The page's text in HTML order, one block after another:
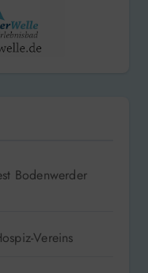
Bodenwerder
Vereins